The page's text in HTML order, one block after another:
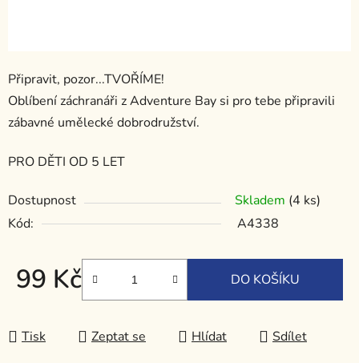
Připravit, pozor...TVOŘÍME!
Oblíbení záchranáři z Adventure Bay si pro tebe připravili
zábavné umělecké dobrodružství.
PRO DĚTI OD 5 LET
Dostupnost Skladem (4 ks)
Kód:
A4338
99 Kč
Měrná cena:
DO KOŠÍKU
Tisk Zeptat se Hlídat Sdílet